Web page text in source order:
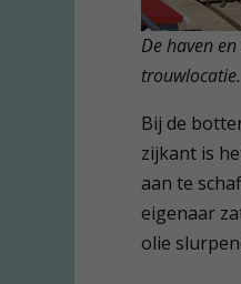
De haven
trouwlocatie.
Bij de
zijkant is
aan te
eigenaar
olie